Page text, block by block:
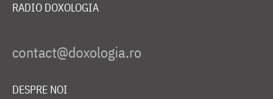
RADIO DOXOLOGIA
DESPRE NOI